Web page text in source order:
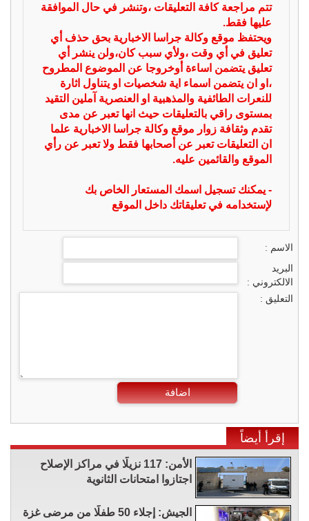
تتم مراجعة كافة التعليقات ،وتنشر في حال الموافقة
عليها فقط.
ويحتفظ موقع وكالة جراسا الاخبارية بحق حذف أي
تعليق في أي وقت ،ولأي سبب كان،ولن ينشر أي
تعليق يتضمن اساءة أوخروجا عن الموضوع المطروح
،او ان يتضمن اسماء اية شخصيات او يتناول اثارة
للنعرات الطائفية والمذهبية او العنصرية آملين التقيد
بمستوى راقي بالتعليقات حيث انها تعبر عن مدى
تقدم وثقافة زوار موقع وكالة جراسا الاخبارية علما
ان التعليقات تعبر عن أصحابها فقط ولا تعبر عن رأي
الموقع والقائمين عليه.
- يمكنك تسجيل اسمك المستعار الخاص بك
لإستخدامه في تعليقاتك داخل الموقع
الاسم :
البريد
الالكتروني :
التعليق :
اضافة
إقرأ أيضاً
الأمن: 117 نزيلًا في مراكز الإصلاح
اجتازوا امتحانات الثانوية
الجيش: إجلاء 50 طفلًا من مرضى غزة